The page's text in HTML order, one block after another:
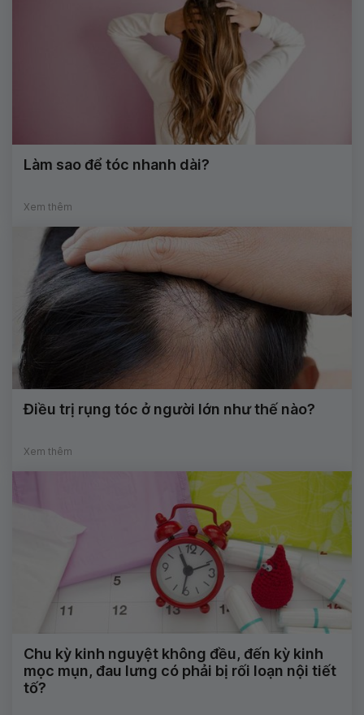
Làm sao để tóc nhanh dài?
Xem thêm
Điều trị rụng tóc ở người lớn như thế nào?
Xem thêm
Chu kỳ kinh nguyệt không đều, đến kỳ kinh
mọc mụn, đau lưng có phải bị rối loạn nội tiết
tố?